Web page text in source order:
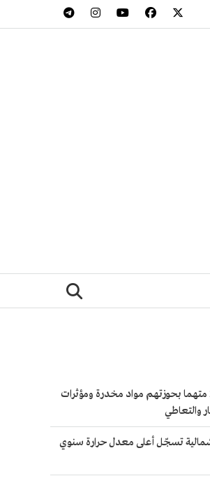
الداخلية: ضبط 23 متهما بحوزتهم مواد مخدرة ومؤثرات
والتعاطي
تسجّل أعلى معدل حرارة سنوي